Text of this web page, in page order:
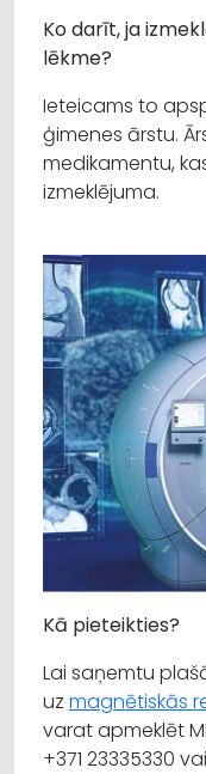
Ko darīt, ja
lēkme?
Ieteicams to
ģimenes ārstu.
medikamentu,
izmeklējuma.
Kā pieteikties?
Lai saņemtu
uz magnētiskās
varat apmeklēt
+371 23335330